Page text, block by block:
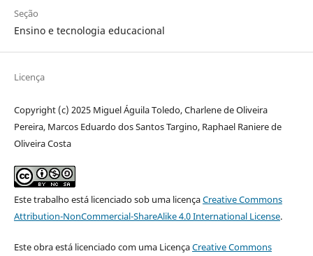
Seção
Ensino e tecnologia educacional
Licença
Copyright (c) 2025 Miguel Águila Toledo, Charlene de Oliveira
Pereira, Marcos Eduardo dos Santos Targino, Raphael Raniere de
Oliveira Costa
Este trabalho está licenciado sob uma licençaCreative Commons
Attribution-NonCommercial-ShareAlike 4.0 International License.
Este obra está licenciado com uma LicençaCreative Commons